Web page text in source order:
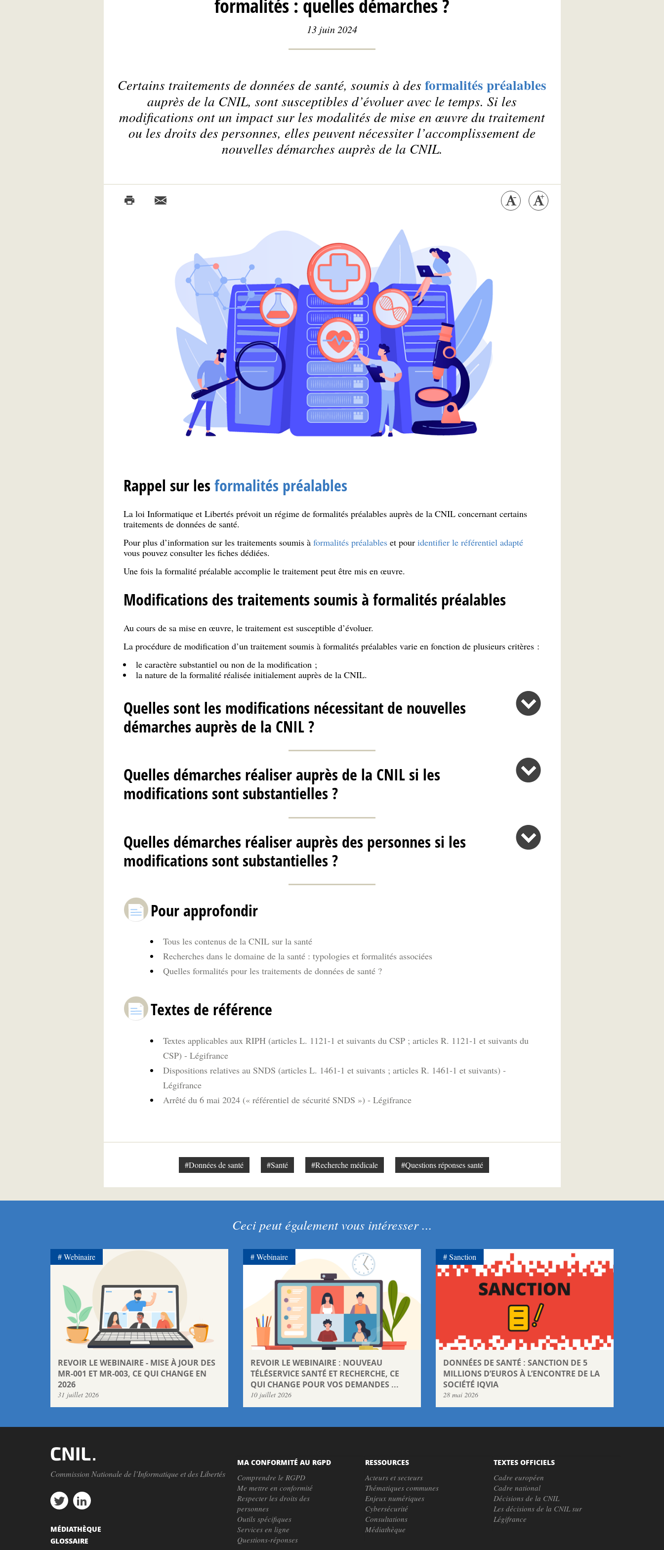
formalités : quelles démarches ?
13 juin 2024
Certains traitements de données de santé, soumis à des formalités préalables
auprès de la CNIL, sont susceptibles d’évoluer avec le temps. Si les
modifications ont un impact sur les modalités de mise en œuvre du traitement
ou les droits des personnes, elles peuvent nécessiter l’accomplissement de
nouvelles démarches auprès de la CNIL.
Rappel sur les formalités préalables
La loi Informatique et Libertés prévoit un régime de formalités préalables auprès de la CNIL concernant certains
traitements de données de santé.
Pour plus d’information sur les traitements soumis à formalités préalableset pour identifier le référentiel adapté
vous pouvez consulter les fiches dédiées.
Une fois la formalité préalable accomplie le traitement peut être mis en œuvre.
Modifications des traitements soumis à formalités préalables
Au cours de sa mise en œuvre, le traitement est susceptible d’évoluer.
La procédure de modification d’un traitement soumis à formalités préalables varie en fonction de plusieurs critères :
le caractère substantiel ou non de la modification ;
la nature de la formalité réalisée initialement auprès de la CNIL.
Quelles sont les modifications nécessitant de nouvelles
démarches auprès de la CNIL ?
Quelles démarches réaliser auprès de la CNIL si les
modifications sont substantielles ?
Quelles démarches réaliser auprès des personnes si les
modifications sont substantielles ?
Pour approfondir
Tous les contenus de la CNIL sur la santé
Recherches dans le domaine de la santé : typologies et formalités associées
Quelles formalités pour les traitements de données de santé ?
Textes de référence
Textes applicables aux RIPH (articles L. 1121-1 et suivants du CSP ; articles R. 1121-1 et suivants du
CSP) - Légifrance
Dispositions relatives au SNDS (articles L. 1461-1 et suivants ; articles R. 1461-1 et suivants) -
Légifrance
Arrêté du 6 mai 2024 (« référentiel de sécurité SNDS ») - Légifrance
#Données de santé #Santé #Recherche médicale #Questions réponses santé
Ceci peut également vous intéresser ...
REVOIR LE WEBINAIRE - MISE À JOUR DES
MR-001 ET MR-003, CE QUI CHANGE EN
2026
31 juillet 2026
Webinaire
REVOIR LE WEBINAIRE : NOUVEAU
TÉLÉSERVICE SANTÉ ET RECHERCHE, CE
QUI CHANGE POUR VOS DEMANDES ...
10 juillet 2026
Webinaire
DONNÉES DE SANTÉ : SANCTION DE 5
MILLIONS D’EUROS À L’ENCONTRE DE LA
SOCIÉTÉ IQVIA
28 mai 2026
Sanction
Commission Nationale de l’Informatique et des Libertés
MA CONFORMITÉ AU RGPD
Comprendre le RGPD
Me mettre en conformité
Respecter les droits des
personnes
Outils spécifiques
Services en ligne
Questions-réponses
RESSOURCES
Acteurs et secteurs
Thématiques communes
Enjeux numériques
Cybersécurité
Consultations
Médiathèque
TEXTES OFFICIELS
Cadre européen
Cadre national
Décisions de la CNIL
Les décisions de la CNIL sur
Légifrance
MÉDIATHÈQUE
GLOSSAIRE